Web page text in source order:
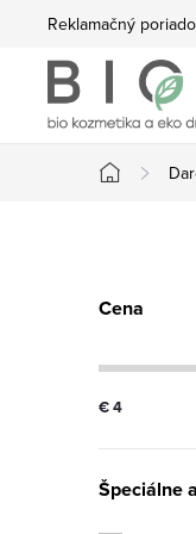
Reklamačný
Domov
o
č
n
p
Cena
€4
Špeciálne